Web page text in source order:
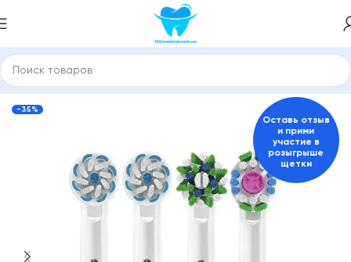
Главная Насадки для зубной щетки и ирригатора ORAL-B
-35%
Оставь отзыв
и прими
участие в
розыгрыше
щетки